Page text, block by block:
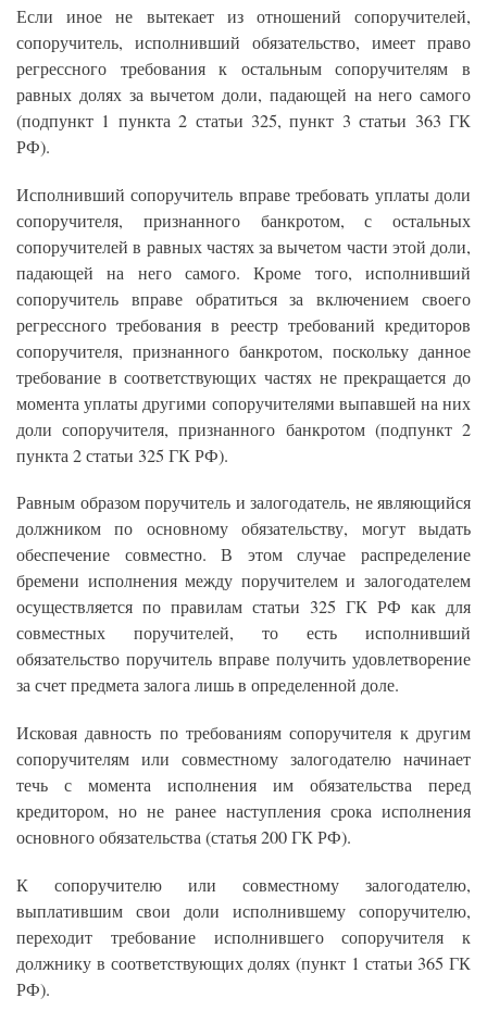
Если иное не вытекает из отношений сопоручителей,
сопоручитель, исполнивший обязательство, имеет право
регрессного требования к остальным сопоручителям в
равных долях за вычетом доли, падающей на него самого
(подпункт 1 пункта 2 статьи 325, пункт 3 статьи 363 ГК
РФ).
Исполнивший сопоручитель вправе требовать уплаты доли
сопоручителя, признанного банкротом, с остальных
сопоручителей в равных частях за вычетом части этой доли,
падающей на него самого. Кроме того, исполнивший
сопоручитель вправе обратиться за включением своего
регрессного требования в реестр требований кредиторов
сопоручителя, признанного банкротом, поскольку данное
требование в соответствующих частях не прекращается до
момента уплаты другими сопоручителями выпавшей на них
доли сопоручителя, признанного банкротом (подпункт 2
пункта 2 статьи 325 ГК РФ).
Равным образом поручитель и залогодатель, не являющийся
должником по основному обязательству, могут выдать
обеспечение совместно. В этом случае распределение
бремени исполнения между поручителем и залогодателем
осуществляется по правилам статьи 325 ГК РФ как для
совместных поручителей, то есть исполнивший
обязательство поручитель вправе получить удовлетворение
за счет предмета залога лишь в определенной доле.
Исковая давность по требованиям сопоручителя к другим
сопоручителям или совместному залогодателю начинает
течь с момента исполнения им обязательства перед
кредитором, но не ранее наступления срока исполнения
основного обязательства (статья 200 ГК РФ).
К сопоручителю или совместному залогодателю,
выплатившим свои доли исполнившему сопоручителю,
переходит требование исполнившего сопоручителя к
должнику в соответствующих долях (пункт 1 статьи 365 ГК
РФ).